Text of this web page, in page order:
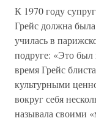
К 1970 году
Грейс должна
училась в
подруге: «Это был
время Грейс
культурными
вокруг себя
называла своими